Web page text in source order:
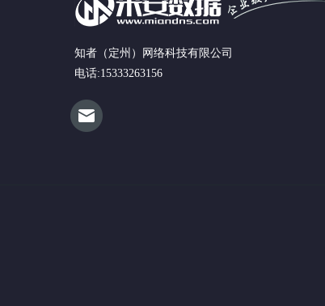
知者（定州）网络科技有限公司
电话:15333263156